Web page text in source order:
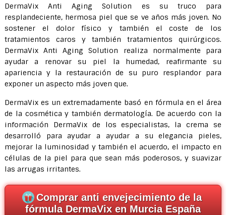
DermaVix Anti Aging Solution es su truco para
resplandeciente, hermosa piel que se ve años más joven. No
sostener el dolor físico y también el coste de los
tratamientos caros y también tratamientos quirúrgicos.
DermaVix Anti Aging Solution realiza normalmente para
ayudar a renovar su piel la humedad, reafirmante su
apariencia y la restauración de su puro resplandor para
exponer un aspecto más joven que.
DermaVix es un extremadamente basó en fórmula en el área
de la cosmética y también dermatología. De acuerdo con la
información DermaVix de los especialistas, la crema se
desarrolló para ayudar a ayudar a su elegancia pieles,
mejorar la luminosidad y también el acuerdo, el impacto en
células de la piel para que sean más poderosos, y suavizar
las arrugas irritantes.
Comprar anti envejecimiento de la
fórmula DermaVix en Murcia España